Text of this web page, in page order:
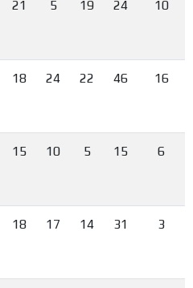
21 5 19 24 10
18 24 22 46 16
15 10 5 15 6
18 17 14 31 3